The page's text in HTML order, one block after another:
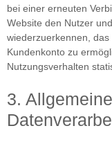
bei einer erneuten
Website den Nutzer
wiederzuerkennen,
Kundenkonto zu
Nutzungsverhalten
3.